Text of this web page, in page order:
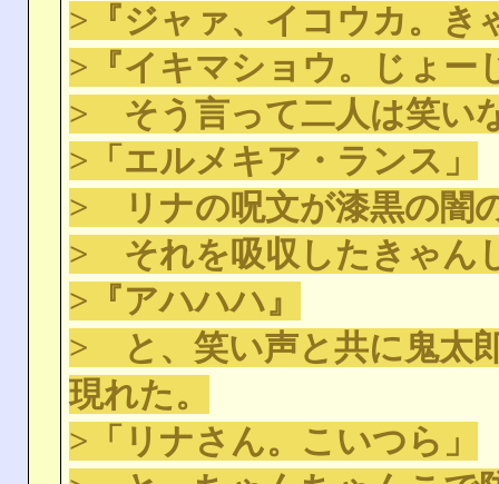
>『ジャァ、イコウカ。き
>『イキマショウ。じょー
> そう言って二人は笑い
>「エルメキア・ランス」
> リナの呪文が漆黒の闇
> それを吸収したきゃん
>『アハハハ』
> と、笑い声と共に鬼太
現れた。
>「リナさん。こいつら」